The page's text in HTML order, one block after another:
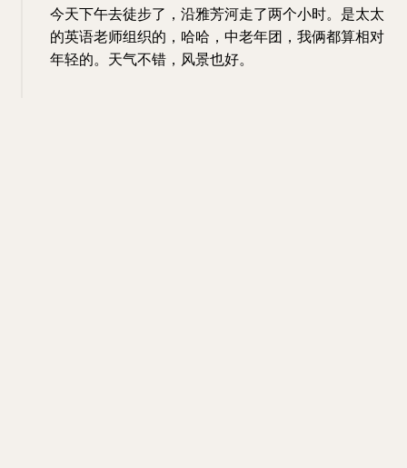
今天下午去徒步了，沿雅芳河走了两个小时。是太太
的英语老师组织的，哈哈，中老年团，我俩都算相对
年轻的。天气不错，风景也好。